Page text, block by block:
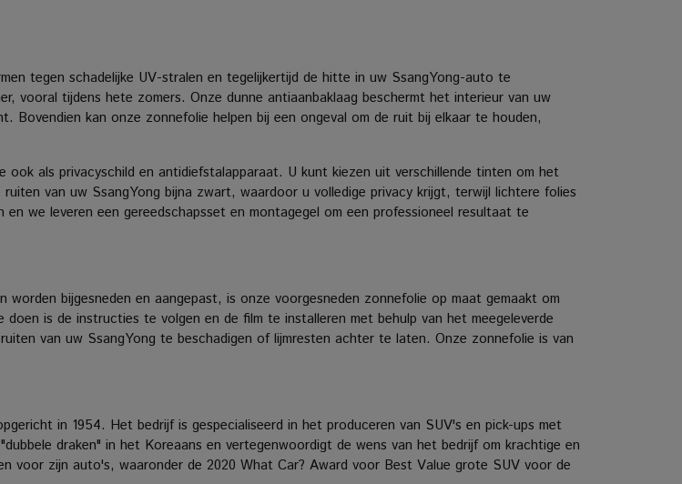
tegen schadelijke UV-stralen en tegelijkertijd de hitte in uw SsangYong-auto te
vooral tijdens hete zomers. Onze dunne antiaanbaklaag beschermt het interieur van uw
Bovendien kan onze zonnefolie helpen bij een ongeval om de ruit bij elkaar te houden,
als privacyschild en antidiefstalapparaat. U kunt kiezen uit verschillende tinten om het
van uw SsangYong bijna zwart, waardoor u volledige privacy krijgt, terwijl lichtere folies
we leveren een gereedschapsset en montagegel om een professioneel resultaat te
bijgesneden en aangepast, is onze voorgesneden zonnefolie op maat gemaakt om
is de instructies te volgen en de film te installeren met behulp van het meegeleverde
van uw SsangYong te beschadigen of lijmresten achter te laten. Onze zonnefolie is van
in 1954. Het bedrijf is gespecialiseerd in het produceren van SUV's en pick-ups met
draken" in het Koreaans en vertegenwoordigt de wens van het bedrijf om krachtige en
voor zijn auto's, waaronder de 2020 What Car? Award voor Best Value grote SUV voor de